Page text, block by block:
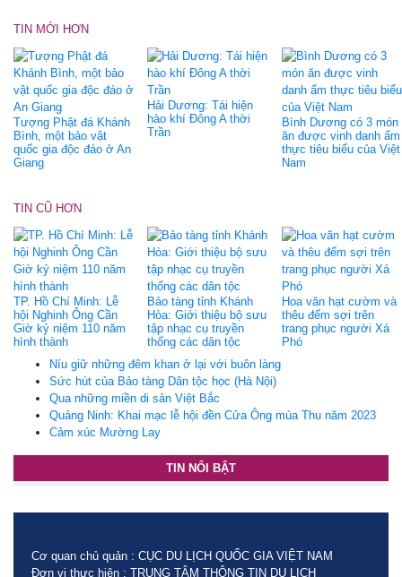
TIN MỚI HƠN
Tượng Phật đá Khánh
Bình, một bảo vật
quốc gia độc đáo ở An
Giang
Hải Dương: Tái hiện
hào khí Đông A thời
Trần
Bình Dương có 3 món
ăn được vinh danh ẩm
thực tiêu biểu của Việt
Nam
TIN CŨ HƠN
TP. Hồ Chí Minh: Lễ
hội Nghinh Ông Cần
Giờ kỷ niệm 110 năm
hình thành
Bảo tàng tỉnh Khánh
Hòa: Giới thiệu bộ sưu
tập nhạc cụ truyền
thống các dân tộc
Hoa văn hạt cườm và
thêu đếm sợi trên
trang phục người Xá
Phó
Níu giữ những đêm khan ở lại với buôn làng
Sức hút của Bảo tàng Dân tộc học (Hà Nội)
Qua những miền di sản Việt Bắc
Quảng Ninh: Khai mạc lễ hội đền Cửa Ông mùa Thu năm 2023
Cảm xúc Mường Lay
TIN NỔI BẬT
Cơ quan chủ quản : CỤC DU LỊCH QUỐC GIA VIỆT NAM
Đơn vị thực hiện : TRUNG TÂM THÔNG TIN DU LỊCH